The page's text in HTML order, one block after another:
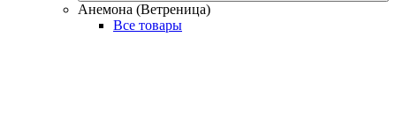
Анемона (Ветреница)
Все товары